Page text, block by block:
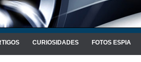
CURIOSIDADES FOTOS ESPIA